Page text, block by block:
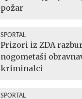
požar
SPORTAL
Prizori iz ZDA
nogometaši
kriminalci
SPORTAL